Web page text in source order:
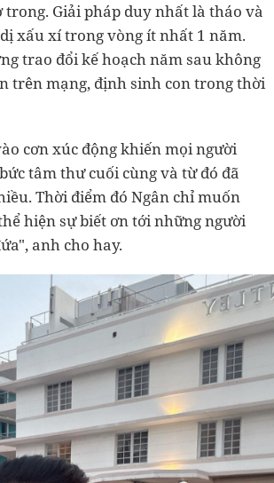
Giải pháp duy nhất là tháo và
xấu xí trong vòng ít nhất 1 năm.
trao đổi kế hoạch năm sau không
trên mạng, định sinh con trong thời
cơn xúc động khiến mọi người
tâm thư cuối cùng và từ đó đã
Thời điểm đó Ngân chỉ muốn
hiện sự biết ơn tới những người
anh cho hay.